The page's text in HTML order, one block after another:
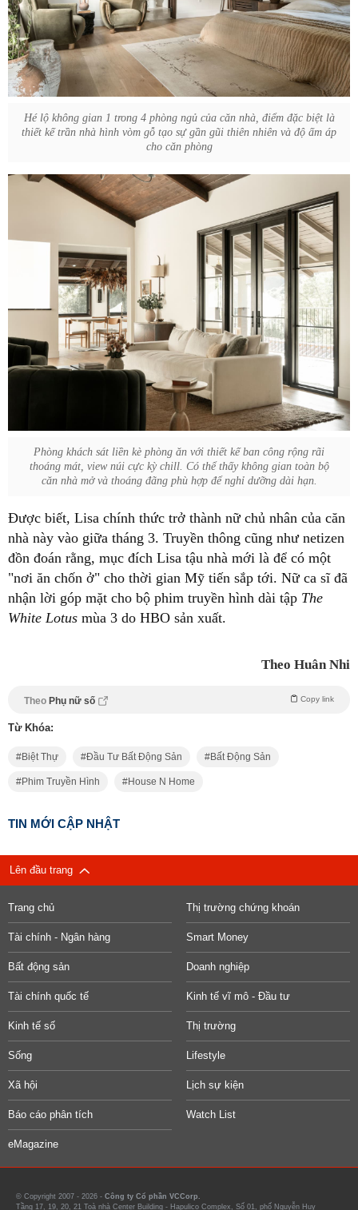
Hé lộ không gian 1 trong 4 phòng ngủ của căn nhà, điểm đặc biệt là
thiết kế trần nhà hình vòm gỗ tạo sự gần gũi thiên nhiên và độ ấm áp
cho căn phòng
Phòng khách sát liền kè phòng ăn với thiết kế ban công rộng rãi
thoáng mát, view núi cực kỳ chill. Có thể thấy không gian toàn bộ
căn nhà mở và thoáng đãng phù hợp để nghỉ dưỡng dài hạn.
Được biết, Lisa chính thức trở thành nữ chủ nhân của căn
nhà này vào giữa tháng 3. Truyền thông cũng như netizen
đồn đoán rằng, mục đích Lisa tậu nhà mới là để có một
"nơi ăn chốn ở" cho thời gian Mỹ tiến sắp tới. Nữ ca sĩ đã
nhận lời góp mặt cho bộ phim truyền hình dài tập The
White Lotus mùa 3 do HBO sản xuất.
Theo Huân Nhi
Theo Phụ nữ số Copy link
Từ Khóa:
Biệt Thự Đầu Tư Bất Động Sản Bất Động Sản
Phim Truyền Hình House N Home
TIN MỚI CẬP NHẬT
Lên đầu trang
Trang chủ Thị trường chứng khoán
Tài chính - Ngân hàng Smart Money
Bất động sản Doanh nghiệp
Tài chính quốc tế Kinh tế vĩ mô - Đầu tư
Kinh tế số Thị trường
Sống Lifestyle
Xã hội Lịch sự kiện
Báo cáo phân tích Watch List
eMagazine
© Copyright 2007 - 2026 - Công ty Cổ phần VCCorp.
Tầng 17, 19, 20, 21 Toà nhà Center Building - Hapulico Complex, Số 01, phố Nguyễn Huy